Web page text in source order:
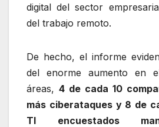
digital del sector
del trabajo remoto.
De hecho, el informe
del enorme aumento en
áreas, 4 de cada 10
más ciberataques y 8 de
TI encuestados